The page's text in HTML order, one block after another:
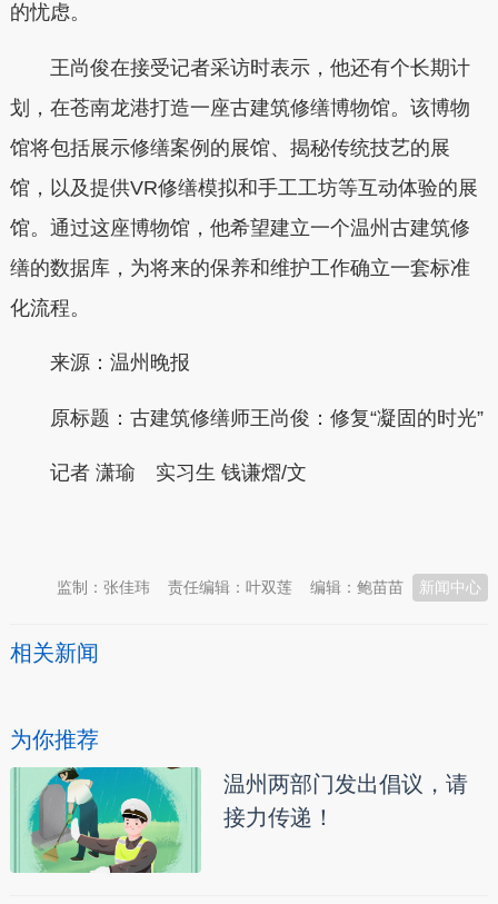
的忧虑。
王尚俊在接受记者采访时表示，他还有个长期计
划，在苍南龙港打造一座古建筑修缮博物馆。该博物
馆将包括展示修缮案例的展馆、揭秘传统技艺的展
馆，以及提供VR修缮模拟和手工工坊等互动体验的展
馆。通过这座博物馆，他希望建立一个温州古建筑修
缮的数据库，为将来的保养和维护工作确立一套标准
化流程。
来源：温州晚报
原标题：古建筑修缮师王尚俊：修复“凝固的时光”
记者 潇瑜 实习生 钱谦熠/文
新闻中心
编辑：鲍苗苗
责任编辑：叶双莲
监制：张佳玮
相关新闻
为你推荐
温州两部门发出倡议，请
接力传递！